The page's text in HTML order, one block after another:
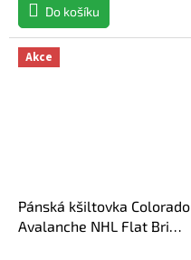
Do košíku
Akce
Pánská kšiltovka Colorado
Avalanche NHL Flat Brim